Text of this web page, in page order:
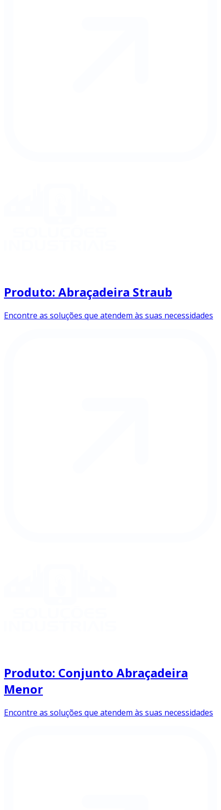
Produto: Abraçadeira Straub
Encontre as soluções que atendem às suas necessidades
Produto: Conjunto Abraçadeira
Menor
Encontre as soluções que atendem às suas necessidades